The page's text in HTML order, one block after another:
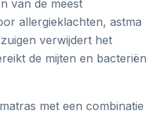
van de meest
allergieklachten, astma
verwijdert het
de mijten en bacteriën
met een combinatie